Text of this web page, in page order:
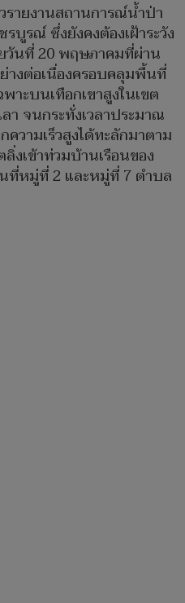
รายงานสถานการณ์น้ำป่า
รณ์ ซึ่งยังคงต้องเฝ้าระวัง
วันที่ 20 พฤษภาคมที่ผ่าน
างต่อเนื่องครอบคลุมพื้นที่
าะบนเทือกเขาสูงในเขต
จนกระทั่งเวลาประมาณ
วามเร็วสูงได้ทะลักมาตาม
งเข้าท่วมบ้านเรือนของ
ที่หมู่ที่ 2 และหมู่ที่ 7 ตำบล